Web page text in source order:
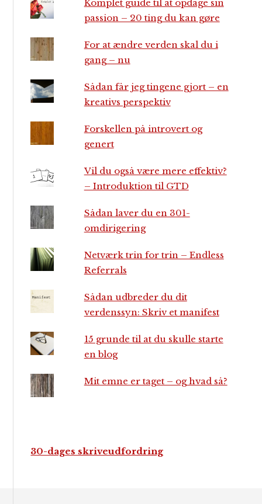
Komplet guide til at opdage sin
passion – 20 ting du kan gøre
For at ændre verden skal du i
gang – nu
Sådan får jeg tingene gjort – en
kreativs perspektiv
Forskellen på introvert og
genert
Vil du også være mere effektiv?
– Introduktion til GTD
Sådan laver du en 301-
omdirigering
Netværk trin for trin – Endless
Referrals
Sådan udbreder du dit
verdenssyn: Skriv et manifest
15 grunde til at du skulle starte
en blog
Mit emne er taget – og hvad så?
30-dages skriveudfordring